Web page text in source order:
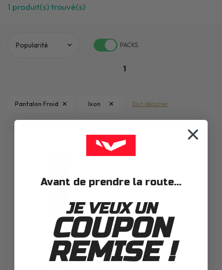
1 produit(s) trouvé(s)
PACKS
1
Pantalon Froid Ixon Tout décocher
UNDERGROUND PANT BLACK
WHITE
-15%
Avant de prendre la route...
JE VEUX UN
COUPON
REMISE !